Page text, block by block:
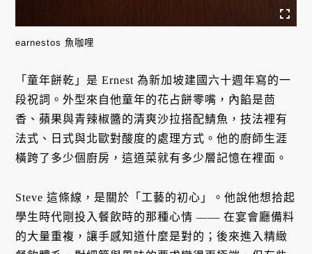
earnestos 魚咖哩
「童年餅乾」是 Ernest 為新加坡建國六十週年寫的一
段祝詞。外型來自他童年的花占餅零嘴，內餡是茴
香、蘋果與青辣椒醬的清爽沙拉搭配鯖魚，技法裡有
法式、日式與北歐對酸度的處理方式。他的廚師生涯
橫跨了多少個廚房，這道菜就有多少層記憶在裡面。
Steve 這條線，是關於「工藝的初心」。他說他想拾起
學生時代剛投入餐飲時的那種心情 —— 在宴會廳備料
的大量重複，讓手感知道什麼是對的；後來進入精緻